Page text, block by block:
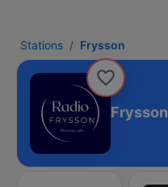
Stations Frysson
Frysson